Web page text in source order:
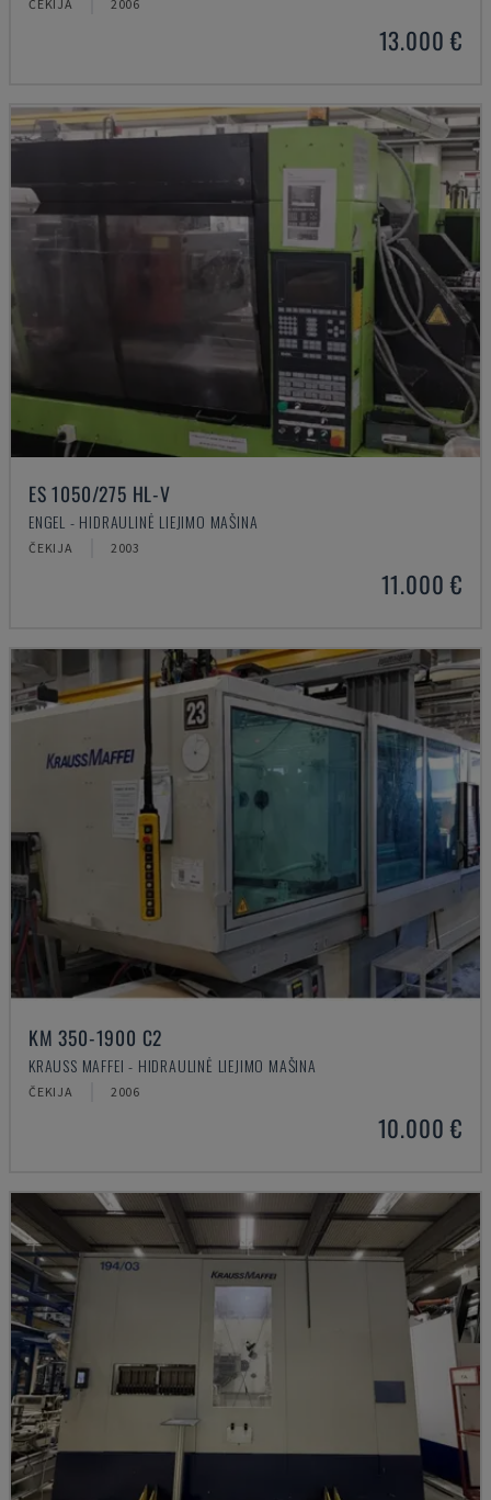
ČEKIJA 2006
13.000 €
ES 1050/275 HL-V
ENGEL - HIDRAULINĖ LIEJIMO MAŠINA
ČEKIJA 2003
11.000 €
KM 350-1900 C2
KRAUSS MAFFEI - HIDRAULINĖ LIEJIMO MAŠINA
ČEKIJA 2006
10.000 €